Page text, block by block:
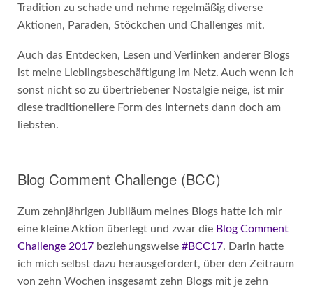
Tradition zu schade und nehme regelmäßig diverse
Aktionen, Paraden, Stöckchen und Challenges mit.
Auch das Entdecken, Lesen und Verlinken anderer Blogs
ist meine Lieblingsbeschäftigung im Netz. Auch wenn ich
sonst nicht so zu übertriebener Nostalgie neige, ist mir
diese traditionellere Form des Internets dann doch am
liebsten.
Blog Comment Challenge (BCC)
Zum zehnjährigen Jubiläum meines Blogs hatte ich mir
eine kleine Aktion überlegt und zwar die Blog Comment
Challenge 2017beziehungsweise #BCC17. Darin hatte
ich mich selbst dazu herausgefordert, über den Zeitraum
von zehn Wochen insgesamt zehn Blogs mit je zehn